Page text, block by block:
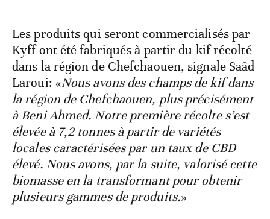
Les produits qui seront commercialisés par
Kyff ont été fabriqués à partir du kif récolté
dans la région de Chefchaouen, signale Saâd
Laroui: «Nous avons des champs de kif dans
la région de Chefchaouen, plus précisément
à Beni Ahmed. Notre première récolte s’est
élevée à 7,2 tonnes à partir de variétés
locales caractérisées par un taux de CBD
élevé. Nous avons, par la suite, valorisé cette
biomasse en la transformant pour obtenir
plusieurs gammes de produits.»